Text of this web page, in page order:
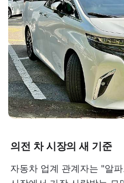
의전 차 시장의 새 기준
자동차 업계 관계자는 "알